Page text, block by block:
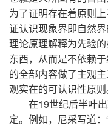
为了证明存在着原则
证认识现象界即自然
理论原理解释为先验
东西，从而是不依赖
的全部内容做了主观
观实在的可认识性原
在19世纪后半叶
定。例如，尼采写道